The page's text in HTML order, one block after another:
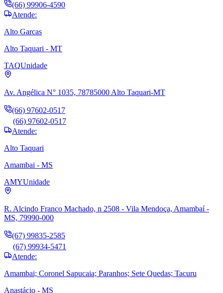
(66) 99906-4590
Atende:
Alto Garcas
Alto Taquari - MT
TAQUnidade
Av. Angélica N° 1035, 78785000 Alto Taquari-MT
(66) 97602-0517
(66) 97602-0517
Atende:
Alto Taquari
Amambai - MS
AMYUnidade
R. Alcindo Franco Machado, n 2508 - Vila Mendoça, Amambaí -
MS, 79990-000
(67) 99835-2585
(67) 99934-5471
Atende:
Amambai; Coronel Sapucaia; Paranhos; Sete Quedas; Tacuru
Anastácio - MS